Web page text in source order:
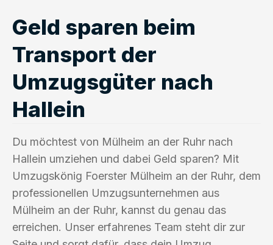
Geld sparen beim
Transport der
Umzugsgüter nach
Hallein
Du möchtest von Mülheim an der Ruhr nach
Hallein umziehen und dabei Geld sparen? Mit
Umzugskönig Foerster Mülheim an der Ruhr, dem
professionellen Umzugsunternehmen aus
Mülheim an der Ruhr, kannst du genau das
erreichen. Unser erfahrenes Team steht dir zur